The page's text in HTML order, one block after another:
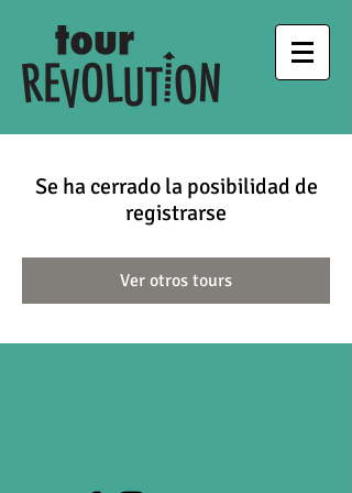
Se ha cerrado la posibilidad de
registrarse
Ver otros tours